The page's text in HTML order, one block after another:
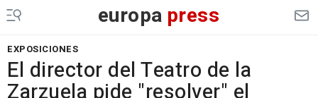
europa press
EXPOSICIONES
El director del Teatro de la